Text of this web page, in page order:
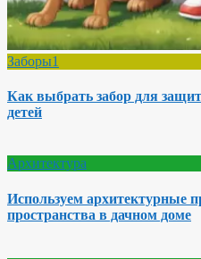
Заборы1
Как выбрать забор для
детей
Архитектура
Используем архитектурные
пространства в дачном доме